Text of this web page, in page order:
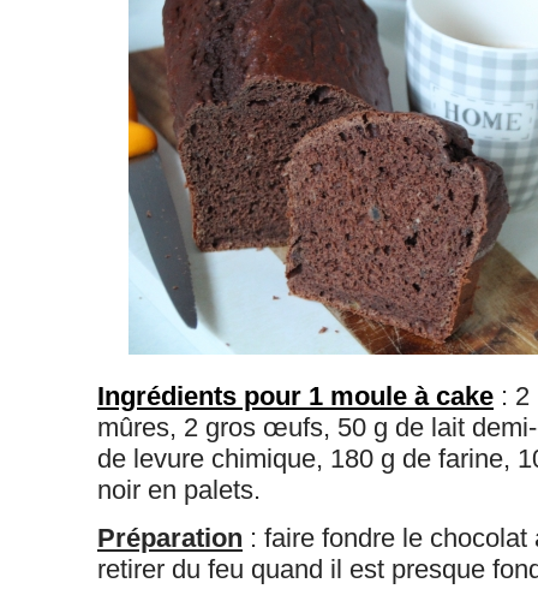
Ingrédients pour 1 moule à cake : 2
mûres, 2 gros œufs, 50 g de lait
de levure chimique, 180 g de farine,
noir en palets.
Préparation : faire fondre le chocolat
retirer du feu quand il est presque